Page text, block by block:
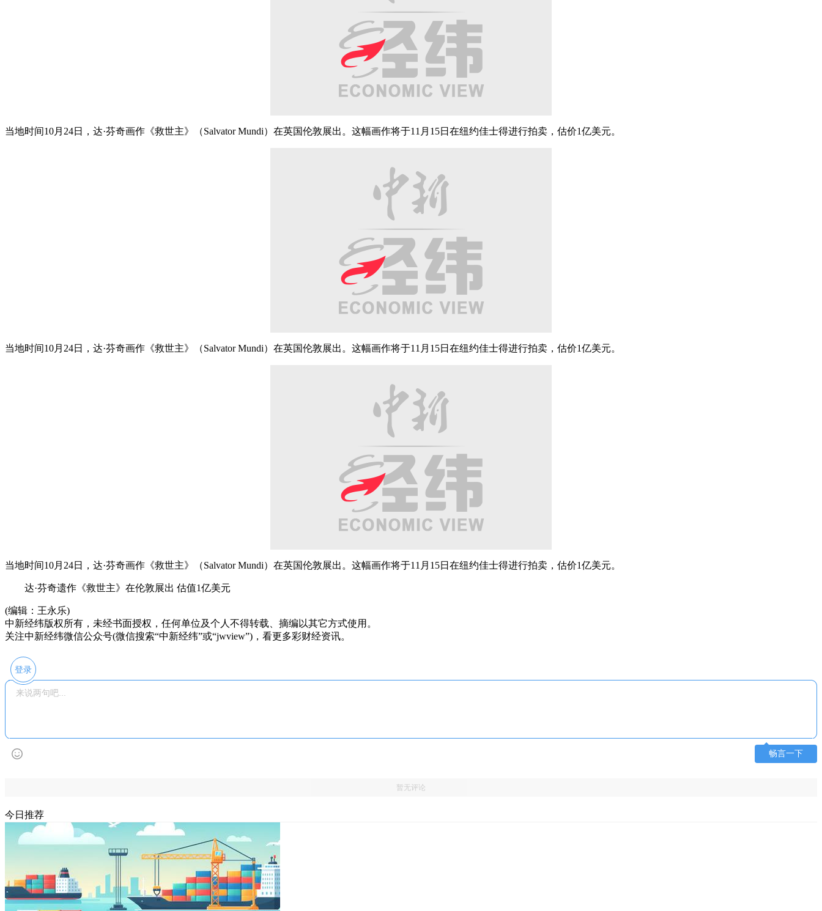
当地时间10月24日，达·芬奇画作《救世主》（Salvator Mundi）在英国伦敦展出。这幅画作将于11月15日在纽约佳士得进行拍卖，估价1亿美元。
当地时间10月24日，达·芬奇画作《救世主》（Salvator Mundi）在英国伦敦展出。这幅画作将于11月15日在纽约佳士得进行拍卖，估价1亿美元。
当地时间10月24日，达·芬奇画作《救世主》（Salvator Mundi）在英国伦敦展出。这幅画作将于11月15日在纽约佳士得进行拍卖，估价1亿美元。
达·芬奇遗作《救世主》在伦敦展出 估值1亿美元
(编辑：王永乐)
中新经纬版权所有，未经书面授权，任何单位及个人不得转载、摘编以其它方式使用。
关注中新经纬微信公众号(微信搜索“中新经纬”或“jwview”)，看更多彩财经资讯。
登录
畅言一下
暂无评论
今日推荐